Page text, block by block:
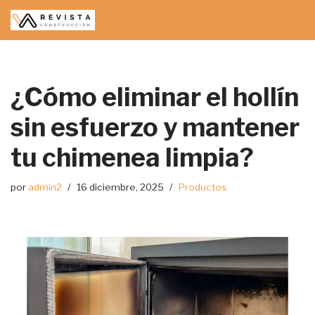
Saltar
¿Cómo eliminar el hollín
sin esfuerzo y mantener
tu chimenea limpia?
por admin2 16 diciembre, 2025 Productos